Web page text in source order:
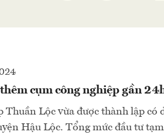
cụm công nghiệp gần
Thuần Lộc vừa được thành lập có
Hậu Lộc. Tổng mức đầu tư